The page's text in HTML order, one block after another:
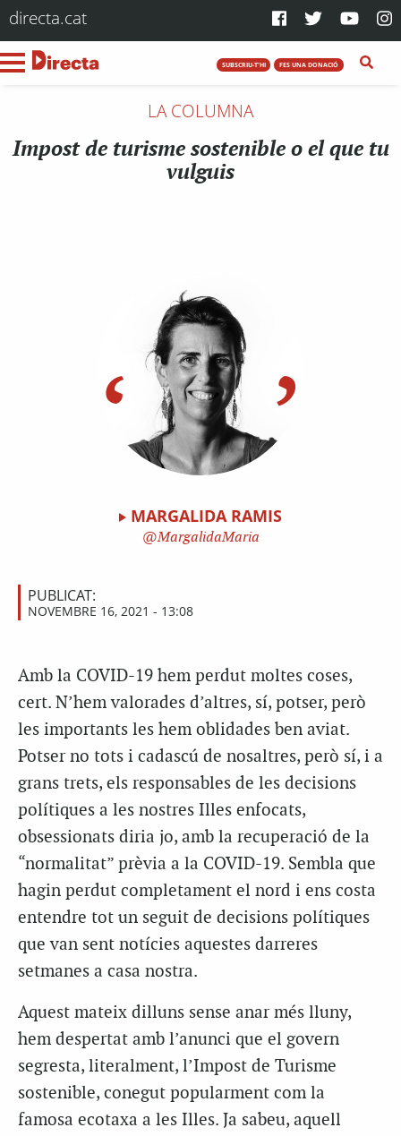
directa.cat
SUBSCRIU-T'HI FES UNA DONACIÓ
LA COLUMNA
Impost de turisme sostenible o el que tu
vulguis
MARGALIDA RAMIS
MargalidaMaria
PUBLICAT:
NOVEMBRE 16, 2021 - 13:08
Amb la COVID-19 hem perdut moltes coses,
cert. N’hem valorades d’altres, sí, potser, però
les importants les hem oblidades ben aviat.
Potser no tots i cadascú de nosaltres, però sí, i a
grans trets, els responsables de les decisions
polítiques a les nostres Illes enfocats,
obsessionats diria jo, amb la recuperació de la
“normalitat” prèvia a la COVID-19. Sembla que
hagin perdut completament el nord i ens costa
entendre tot un seguit de decisions polítiques
que van sent notícies aquestes darreres
setmanes a casa nostra.
Aquest mateix dilluns sense anar més lluny,
hem despertat amb l’anunci que el govern
segresta, literalment, l’Impost de Turisme
sostenible, conegut popularment com la
famosa ecotaxa a les Illes. Ja sabeu, aquell